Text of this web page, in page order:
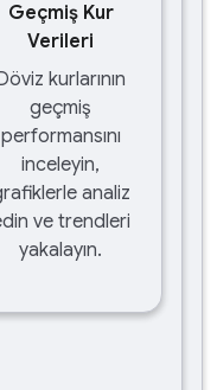
Geçmiş Kur
Verileri
kurlarının
geçmiş
performansını
inceleyin,
analiz
ve trendleri
yakalayın.